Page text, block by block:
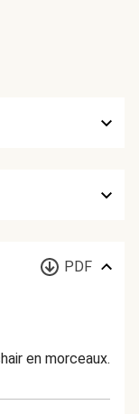
PDF
en morceaux.